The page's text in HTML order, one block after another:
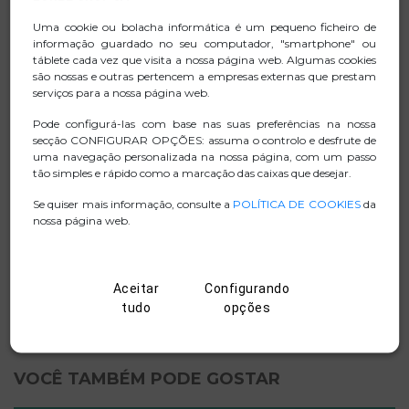
indesejados. Seus equipamentos estarão bem
protegidos.
Design durável: Fabricado em plástico ABS resistente,
mais – perfeito para casa, escritório ou escola.
FICHA TECNICA
VOCÊ TAMBÉM PODE GOSTAR
Uma cookie ou bolacha informática é um pequeno ficheiro de
informação guardado no seu computador, "smartphone" ou
táblete cada vez que visita a nossa página web. Algumas cookies
são nossas e outras pertencem a empresas externas que prestam
serviços para a nossa página web.
Pode configurá-las com base nas suas preferências na nossa
secção CONFIGURAR OPÇÕES: assuma o controlo e desfrute de
uma navegação personalizada na nossa página, com um passo
tão simples e rápido como a marcação das caixas que desejar.
Se quiser mais informação, consulte a POLÍTICA DE COOKIESda
nossa página web.
Aceitar
tudo
Configurando
opções